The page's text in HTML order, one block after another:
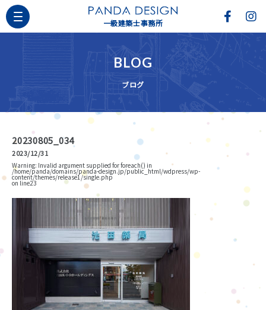
一級建築士事務所
BLOG
ブログ
20230805_034
2023/12/31
Warning: Invalid argument supplied for foreach() in
/home/panda/domains/panda-design.jp/public_html/wdpress/wp-
content/themes/release1/single.php
on line23